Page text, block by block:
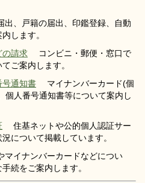
、戸籍の届出、印鑑登録、自動
します。
の請求
コンビニ・郵便・窓口で
ご案内します。
号通知書
マイナンバーカード(個
個人番号通知書等について案内し
住基ネットや公的個人認証サー
について掲載しています。
イナンバーカードなどについ
続をご案内します。